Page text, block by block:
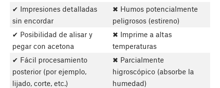
✔ Impresiones detalladas
sin encordar
✖ Humos potencialmente
peligrosos (estireno)
✔ Posibilidad de alisar y
pegar con acetona
✖ Imprime a altas
temperaturas
✔ Fácil procesamiento
posterior (por ejemplo,
lijado, corte, etc.)
✖ Parcialmente
higroscópico (absorbe la
humedad)